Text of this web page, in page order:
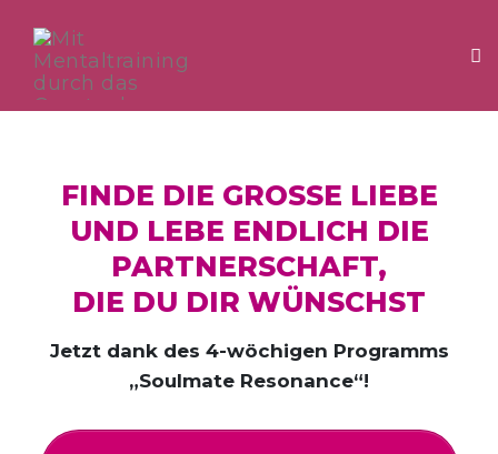
FINDE DIE GROSSE LIEBE
UND LEBE ENDLICH DIE
PARTNERSCHAFT,
DIE DU DIR WÜNSCHST
Jetzt dank des 4-wöchigen Programms
„Soulmate Resonance“!